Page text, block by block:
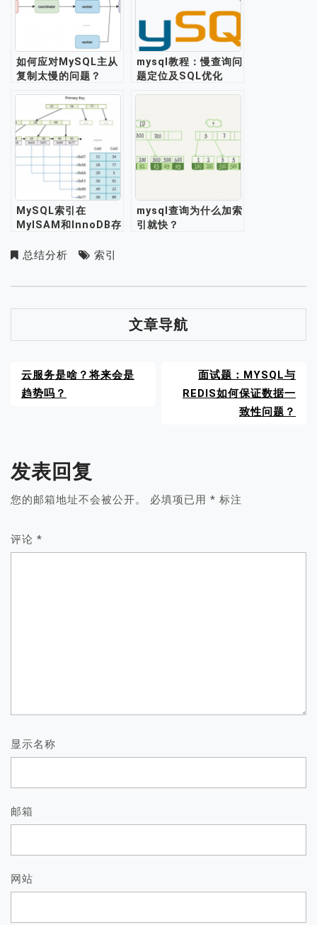
如何应对MySQL主从
复制太慢的问题？
mysql教程：慢查询问
题定位及SQL优化
MySQL索引在
MyISAM和InnoDB存
mysql查询为什么加索
引就快？
总结分析 索引
文章导航
云服务是啥？将来会是
趋势吗？
面试题：MYSQL与
REDIS如何保证数据一
致性问题？
发表回复
您的邮箱地址不会被公开。 必填项已用 * 标注
评论 *
显示名称
邮箱
网站